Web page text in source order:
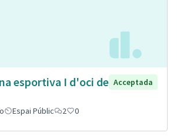
esportiva I d'oci de Acceptada
Espai Públic 2 0